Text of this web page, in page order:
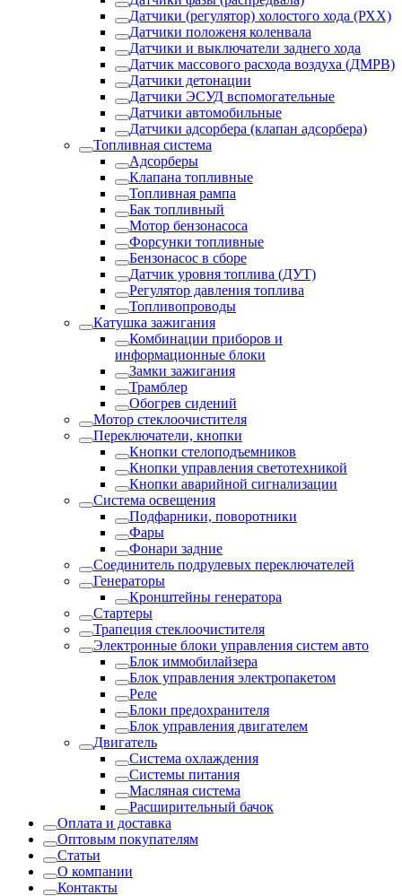
Датчики (регулятор) холостого хода (РХХ)
Датчики положеня коленвала
Датчики и выключатели заднего хода
Датчик массового расхода воздуха (ДМРВ)
Датчики детонации
Датчики ЭСУД вспомогательные
Датчики автомобильные
Датчики адсорбера (клапан адсорбера)
Топливная система
Адсорберы
Клапана топливные
Топливная рампа
Бак топливный
Мотор бензонасоса
Форсунки топливные
Бензонасос в сборе
Датчик уровня топлива (ДУТ)
Регулятор давления топлива
Топливопроводы
Катушка зажигания
Комбинации приборов и
информационные блоки
Замки зажигания
Трамблер
Обогрев сидений
Мотор стеклоочистителя
Переключатели, кнопки
Кнопки стелоподъемников
Кнопки управления светотехникой
Кнопки аварийной сигнализации
Система освещения
Подфарники, поворотники
Фары
Фонари задние
Соединитель подрулевых переключателей
Генераторы
Кронштейны генератора
Стартеры
Трапеция стеклоочистителя
Электронные блоки управления систем авто
Блок иммобилайзера
Блок управления электропакетом
Реле
Блоки предохранителя
Блок управления двигателем
Двигатель
Система охлаждения
Системы питания
Масляная система
Расширительный бачок
Оплата и доставка
Оптовым покупателям
Статьи
О компании
Контакты